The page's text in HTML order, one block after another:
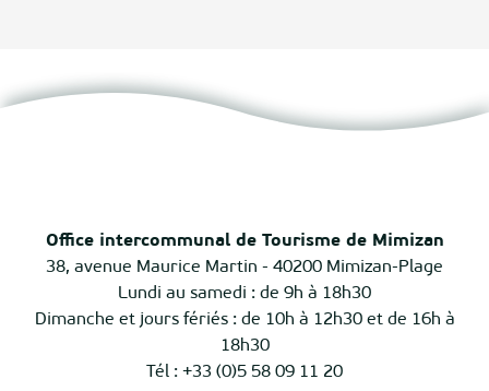
Office intercommunal de Tourisme de Mimizan
38, avenue Maurice Martin - 40200 Mimizan-Plage
Lundi au samedi : de 9h à 18h30
Dimanche et jours fériés : de 10h à 12h30 et de 16h à
18h30
Tél : +33 (0)5 58 09 11 20